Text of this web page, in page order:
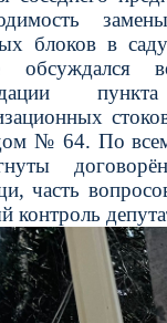
блоков в
обсуждался
№ 64. По
часть
контроль